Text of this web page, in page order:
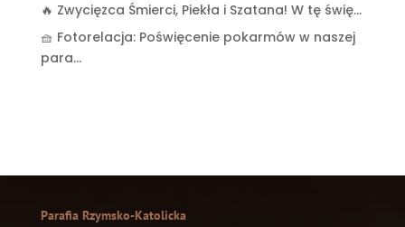
🔥 Zwycięzca Śmierci, Piekła i Szatana! W tę świę…
🧺 Fotorelacja: Poświęcenie pokarmów w naszej
para…
Parafia Rzymsko-Katolicka